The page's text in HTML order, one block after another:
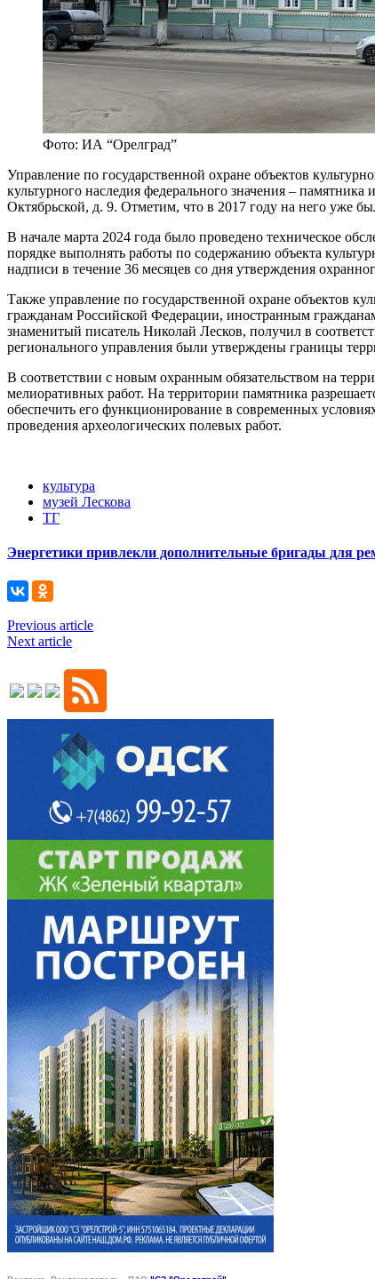
Фото: ИА “Орелград”
Управление по государственной охране объектов
культурного наследия федерального значения –
Октябрьской, д. 9. Отметим, что в 2017 году на него уже
В начале марта 2024 года было проведено техническое
порядке выполнять работы по содержанию объекта
надписи в течение 36 месяцев со дня утверждения
Также управление по государственной охране объектов
гражданам Российской Федерации, иностранным
знаменитый писатель Николай Лесков, получил в
регионального управления были утверждены границы
В соответствии с новым охранным обязательством на
мелиоративных работ. На территории памятника
обеспечить его функционирование в современных
проведения археологических полевых работ.
культура
музей Лескова
ТГ
Энергетики привлекли дополнительные бригады для
Previous article
Next article